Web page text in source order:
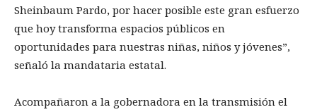
Sheinbaum Pardo, por hacer posible este gran esfuerzo
que hoy transforma espacios públicos en
oportunidades para nuestras niñas, niños y jóvenes”,
señaló la mandataria estatal.
Acompañaron a la gobernadora en la transmisión el